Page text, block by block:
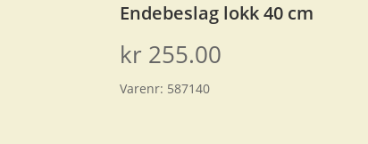
Endebeslag lokk 40 cm
kr 255.00
Varenr: 587140